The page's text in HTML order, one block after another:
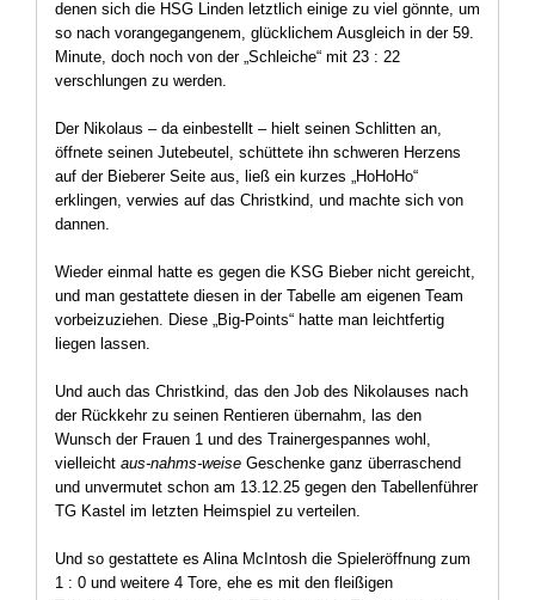
denen sich die HSG Linden letztlich einige zu viel gönnte, um
so nach vorangegangenem, glücklichem Ausgleich in der 59.
Minute, doch noch von der „Schleiche“ mit 23 : 22
verschlungen zu werden.
Der Nikolaus – da einbestellt – hielt seinen Schlitten an,
öffnete seinen Jutebeutel, schüttete ihn schweren Herzens
auf der Bieberer Seite aus, ließ ein kurzes „HoHoHo“
erklingen, verwies auf das Christkind, und machte sich von
dannen.
Wieder einmal hatte es gegen die KSG Bieber nicht gereicht,
und man gestattete diesen in der Tabelle am eigenen Team
vorbeizuziehen. Diese „Big-Points“ hatte man leichtfertig
liegen lassen.
Und auch das Christkind, das den Job des Nikolauses nach
der Rückkehr zu seinen Rentieren übernahm, las den
Wunsch der Frauen 1 und des Trainergespannes wohl,
vielleicht aus-nahms-weise Geschenke ganz überraschend
und unvermutet schon am 13.12.25 gegen den Tabellenführer
TG Kastel im letzten Heimspiel zu verteilen.
Und so gestattete es Alina McIntosh die Spieleröffnung zum
1 : 0 und weitere 4 Tore, ehe es mit den fleißigen